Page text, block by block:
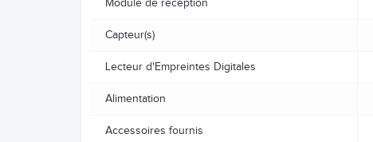
Module de réception
Capteur(s)
Lecteur d'Empreintes Digitales
Alimentation
Accessoires fournis